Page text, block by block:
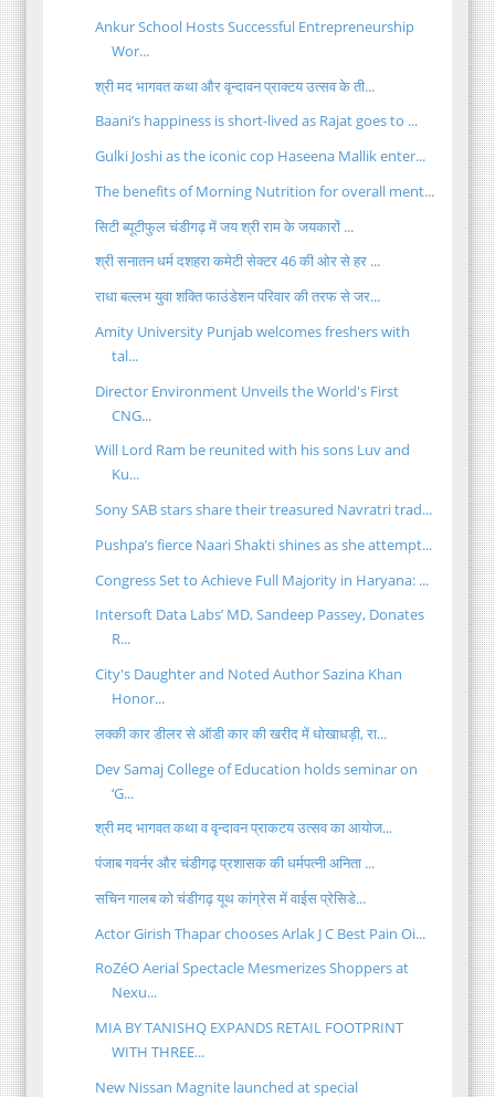
Ankur School Hosts Successful Entrepreneurship
Wor...
श्री मद भागवत कथा और वृन्दावन प्राक्टय उत्सव के ती...
Baani’s happiness is short-lived as Rajat goes to ...
Gulki Joshi as the iconic cop Haseena Mallik enter...
The benefits of Morning Nutrition for overall ment...
सिटी ब्यूटीफुल चंडीगढ़ में जय श्री राम के जयकारों ...
श्री सनातन धर्म दशहरा कमेटी सेक्टर 46 की ओर से हर ...
राधा बल्लभ युवा शक्ति फाउंडेशन परिवार की तरफ से जर...
Amity University Punjab welcomes freshers with
tal...
Director Environment Unveils the World's First
CNG...
Will Lord Ram be reunited with his sons Luv and
Ku...
Sony SAB stars share their treasured Navratri trad...
Pushpa’s fierce Naari Shakti shines as she attempt...
Congress Set to Achieve Full Majority in Haryana: ...
Intersoft Data Labs’ MD, Sandeep Passey, Donates
R...
City's Daughter and Noted Author Sazina Khan
Honor...
लक्की कार डीलर से ऑडी कार की खरीद में धोखाधड़ी, रा...
Dev Samaj College of Education holds seminar on
‘G...
श्री मद भागवत कथा व वृन्दावन प्राकटय उत्सव का आयोज...
पंजाब गवर्नर और चंडीगढ़ प्रशासक की धर्मपत्नी अनिता ...
सचिन गालब को चंडीगढ़ यूथ कांग्रेस में वाईस प्रेसिडे...
Actor Girish Thapar chooses Arlak J C Best Pain Oi...
RoZéO Aerial Spectacle Mesmerizes Shoppers at
Nexu...
MIA BY TANISHQ EXPANDS RETAIL FOOTPRINT
WITH THREE...
New Nissan Magnite launched at special